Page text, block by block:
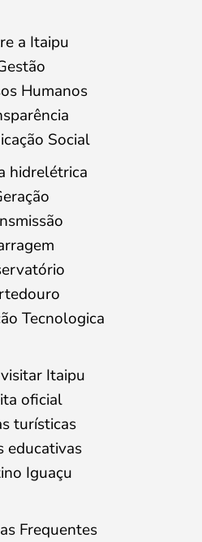
a Itaipu
Humanos
Social
hidrelétrica
Tecnologica
Itaipu
oficial
turísticas
educativas
Iguaçu
Frequentes